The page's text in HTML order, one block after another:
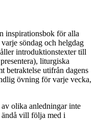
inspirationsbok för alla
söndag och helgdag
introduktionstexter till
liturgiska
betraktelse utifrån dagens
övning för varje vecka,
olika anledningar inte
vill följa med i